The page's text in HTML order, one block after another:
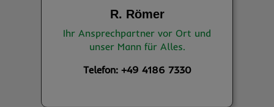
R. Römer
Ihr Ansprechpartner vor Ort und
unser Mann für Alles.
Telefon: +49 4186 7330